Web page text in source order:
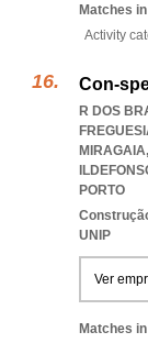
Matches
Activity
Con-
R DOS
MIRAGAIA,
PORTO
UNIP
Ver
Matches